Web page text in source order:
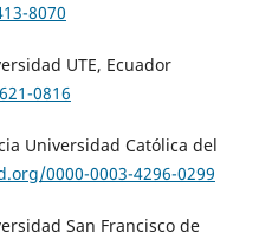
8070
UTE, Ecuador
0816
Universidad Católica del
0000-0003-4296-0299
San Francisco de